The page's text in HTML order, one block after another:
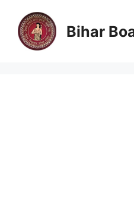
content
Bihar